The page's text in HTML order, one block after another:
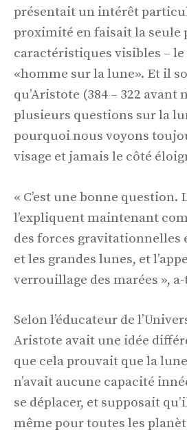
présentait un intérêt
proximité en faisait la seule
caractéristiques visibles –
«homme sur la lune». Et il
qu’Aristote (384 – 322 avant
plusieurs questions sur la
pourquoi nous voyons
visage et jamais le côté
« C’est une bonne question.
l’expliquent maintenant
des forces gravitationnelles
et les grandes lunes, et
verrouillage des marées »,
Selon l’éducateur de
Aristote avait une idée
que cela prouvait que la
n’avait aucune capacité
se déplacer, et supposait
même pour toutes les